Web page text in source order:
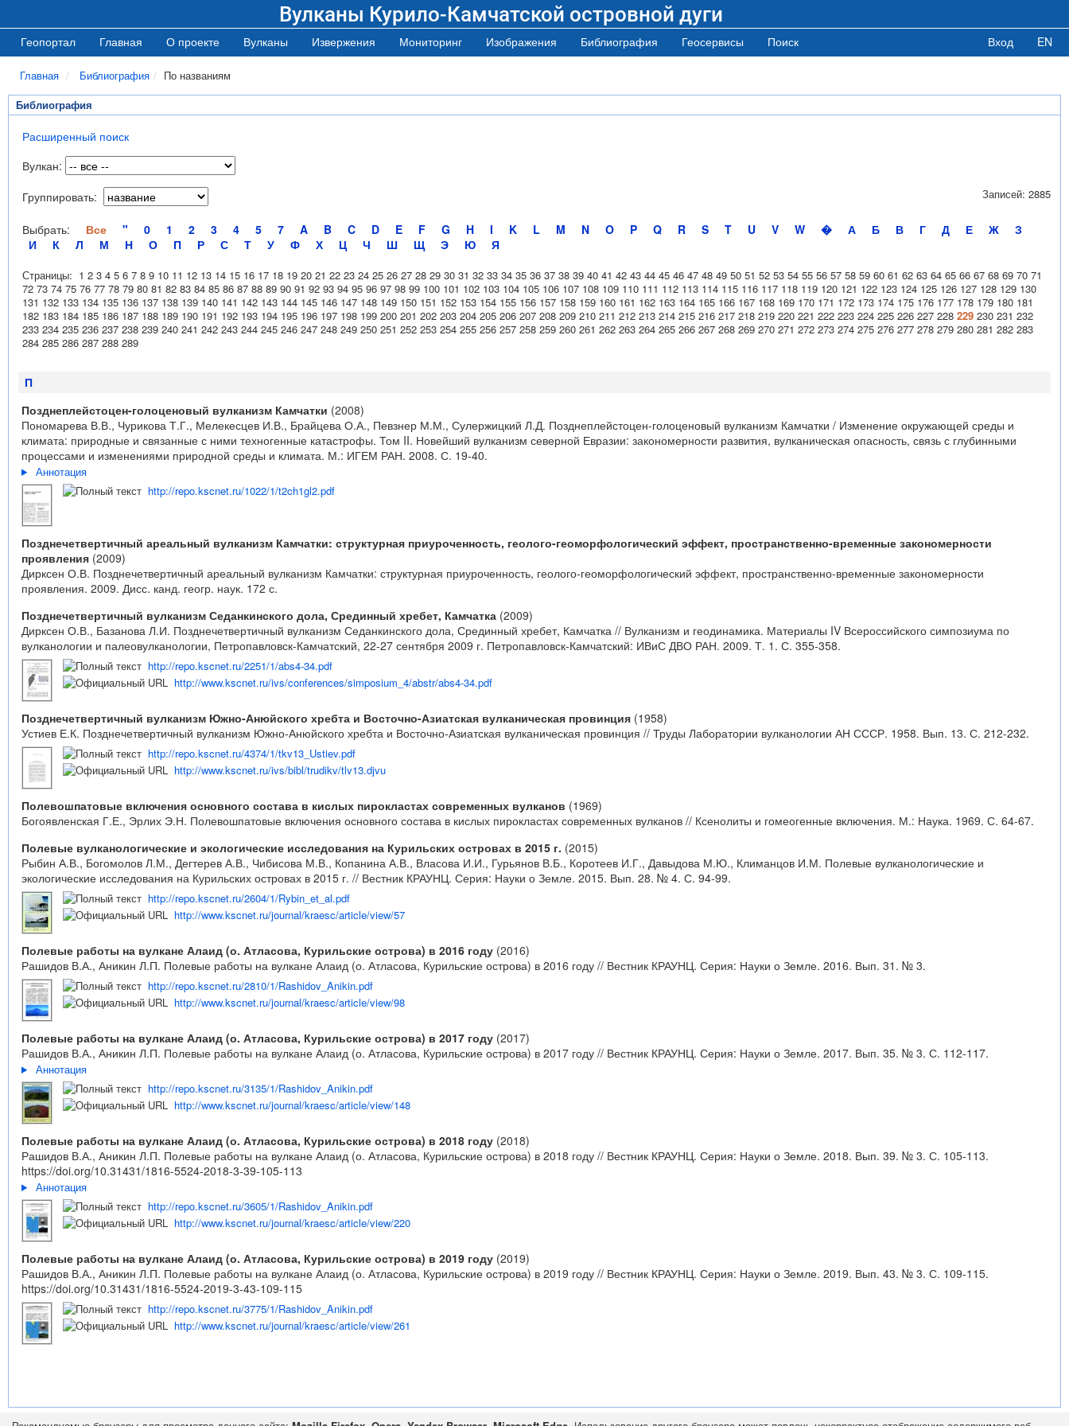
Вулканы Курило-Камчатской островной дуги
Геопортал Главная О проекте Вулканы Извержения Мониторинг Изображения Библиография Геосервисы Поиск Вход EN
Главная Библиография По названиям
Библиография
Расширенный поиск
Вулкан:
Группировать:
Выбрать: Все " 0 1 2 3 4 5 7 A B C D E F G H I K L M N O P Q R S T U V W � А Б В Г Д Е Ж
З
И
К Л М Н О П Р С Т У Ф Х Ц Ч Ш Щ Э Ю Я
Записей: 2885
Страницы: 1 2 3 4 5 6 7 8 9 10 11 12 13 14 15 16 17 18 19 20 21 22 23 24 25 26 27 28 29 30 31 32 33 34 35 36 37 38 39 40 41 42 43 44 45 46 47 48 49 50 51 52 53 54 55 56 57 58 59 60 61 62 63 64 65 66 67 68 69 70 71
72 73 74 75 76 77 78 79 80 81 82 83 84 85 86 87 88 89 90 91 92 93 94 95 96 97 98 99 100 101 102 103 104 105 106 107 108 109 110 111 112 113 114 115 116 117 118 119 120 121 122 123 124 125 126 127 128 129 130
131 132 133 134 135 136 137 138 139 140 141 142 143 144 145 146 147 148 149 150 151 152 153 154 155 156 157 158 159 160 161 162 163 164 165 166 167 168 169 170 171 172 173 174 175 176 177 178 179 180 181
182 183 184 185 186 187 188 189 190 191 192 193 194 195 196 197 198 199 200 201 202 203 204 205 206 207 208 209 210 211 212 213 214 215 216 217 218 219 220 221 222 223 224 225 226 227 228 229 230 231 232
233 234 235 236 237 238 239 240 241 242 243 244 245 246 247 248 249 250 251 252 253 254 255 256 257 258 259 260 261 262 263 264 265 266 267 268 269 270 271 272 273 274 275 276 277 278 279 280 281 282 283
284 285 286 287 288 289
П
Позднеплейстоцен-голоценовый вулканизм Камчатки (2008)
Пономарева В.В., Чурикова Т.Г., Мелекесцев И.В., Брайцева О.А., Певзнер М.М., Сулержицкий Л.Д. Позднеплейстоцен-голоценовый вулканизм Камчатки / Изменение окружающей среды и
климата: природные и связанные с ними техногенные катастрофы. Том II. Новейший вулканизм северной Евразии: закономерности развития, вулканическая опасность, связь с глубинными
процессами и изменениями природной среды и климата. М.: ИГЕМ РАН. 2008. С. 19-40.
Аннотация
http://repo.kscnet.ru/1022/1/t2ch1gl2.pdf
Позднечетвертичный ареальный вулканизм Камчатки: структурная приуроченность, геолого-геоморфологический эффект, пространственно-временные закономерности
проявления (2009)
Дирксен О.В. Позднечетвертичный ареальный вулканизм Камчатки: структурная приуроченность, геолого-геоморфологический эффект, пространственно-временные закономерности
проявления. 2009. Дисс. канд. геогр. наук. 172 с.
Позднечетвертичный вулканизм Седанкинского дола, Срединный хребет, Камчатка (2009)
Дирксен О.В., Базанова Л.И. Позднечетвертичный вулканизм Седанкинского дола, Срединный хребет, Камчатка // Вулканизм и геодинамика. Материалы IV Всероссийского симпозиума по
вулканологии и палеовулканологии, Петропавловск-Камчатский, 22-27 сентября 2009 г. Петропавловск-Камчатский: ИВиС ДВО РАН. 2009. Т. 1. С. 355-358.
http://repo.kscnet.ru/2251/1/abs4-34.pdf
http://www.kscnet.ru/ivs/conferences/simposium_4/abstr/abs4-34.pdf
Позднечетвертичный вулканизм Южно-Анюйского хребта и Восточно-Азиатская вулканическая провинция (1958)
Устиев Е.К. Позднечетвертичный вулканизм Южно-Анюйского хребта и Восточно-Азиатская вулканическая провинция // Труды Лаборатории вулканологии АН СССР. 1958. Вып. 13. С. 212-232.
http://repo.kscnet.ru/4374/1/tkv13_Ustiev.pdf
http://www.kscnet.ru/ivs/bibl/trudikv/tlv13.djvu
Полевошпатовые включения основного состава в кислых пирокластах современных вулканов (1969)
Богоявленская Г.Е., Эрлих Э.Н. Полевошпатовые включения основного состава в кислых пирокластах современных вулканов // Ксенолиты и гомеогенные включения. М.: Наука. 1969. С. 64-67.
Полевые вулканологические и экологические исследования на Курильских островах в 2015 г. (2015)
Рыбин А.В., Богомолов Л.М., Дегтерев А.В., Чибисова М.В., Копанина А.В., Власова И.И., Гурьянов В.Б., Коротеев И.Г., Давыдова М.Ю., Климанцов И.М. Полевые вулканологические и
экологические исследования на Курильских островах в 2015 г. // Вестник КРАУНЦ. Серия: Науки о Земле. 2015. Вып. 28. № 4. С. 94-99.
http://repo.kscnet.ru/2604/1/Rybin_et_al.pdf
http://www.kscnet.ru/journal/kraesc/article/view/57
Полевые работы на вулкане Алаид (о. Атласова, Курильские острова) в 2016 году (2016)
Рашидов В.А., Аникин Л.П. Полевые работы на вулкане Алаид (о. Атласова, Курильские острова) в 2016 году // Вестник КРАУНЦ. Серия: Науки о Земле. 2016. Вып. 31. № 3.
http://repo.kscnet.ru/2810/1/Rashidov_Anikin.pdf
http://www.kscnet.ru/journal/kraesc/article/view/98
Полевые работы на вулкане Алаид (о. Атласова, Курильские острова) в 2017 году (2017)
Рашидов В.А., Аникин Л.П. Полевые работы на вулкане Алаид (о. Атласова, Курильские острова) в 2017 году // Вестник КРАУНЦ. Серия: Науки о Земле. 2017. Вып. 35. № 3. С. 112-117.
Аннотация
http://repo.kscnet.ru/3135/1/Rashidov_Anikin.pdf
http://www.kscnet.ru/journal/kraesc/article/view/148
Полевые работы на вулкане Алаид (о. Атласова, Курильские острова) в 2018 году (2018)
Рашидов В.А., Аникин Л.П. Полевые работы на вулкане Алаид (о. Атласова, Курильские острова) в 2018 году // Вестник КРАУНЦ. Серия: Науки о Земле. 2018. Вып. 39. № 3. С. 105-113.
https://doi.org/10.31431/1816-5524-2018-3-39-105-113
Аннотация
http://repo.kscnet.ru/3605/1/Rashidov_Anikin.pdf
http://www.kscnet.ru/journal/kraesc/article/view/220
Полевые работы на вулкане Алаид (о. Атласова, Курильские острова) в 2019 году (2019)
Рашидов В.А., Аникин Л.П. Полевые работы на вулкане Алаид (о. Атласова, Курильские острова) в 2019 году // Вестник КРАУНЦ. Серия: Науки о Земле. 2019. Вып. 43. № 3. С. 109-115.
https://doi.org/10.31431/1816-5524-2019-3-43-109-115
http://repo.kscnet.ru/3775/1/Rashidov_Anikin.pdf
http://www.kscnet.ru/journal/kraesc/article/view/261